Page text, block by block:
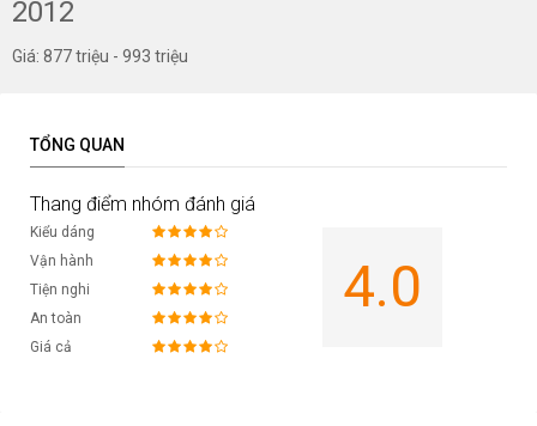
2012
Giá: 877 triệu - 993 triệu
TỔNG QUAN
Thang điểm nhóm đánh giá
Kiểu dáng
Vận hành
Tiện nghi
An toàn
Giá cả
4.0